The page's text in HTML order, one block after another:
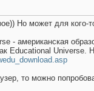
Но может для
- американская
Educational
то можно